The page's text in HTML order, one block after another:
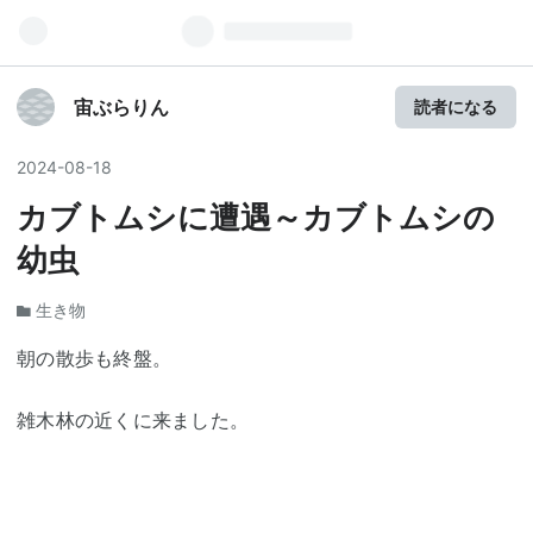
宙ぶらりん 読者になる
2024-08-18
カブトムシに遭遇～カブトムシの
幼虫
生き物
朝の散歩も終盤。
雑木林の近くに来ました。